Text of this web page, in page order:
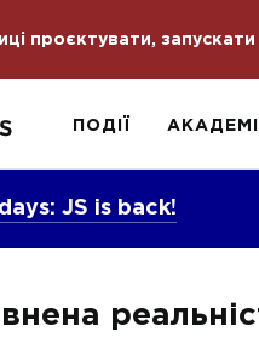
проєктувати,
ПОДІЇ
JS is back!